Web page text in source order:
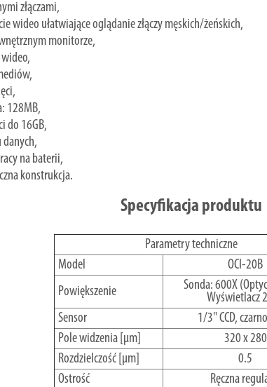
złączami,
wideo ułatwiające oglądanie złączy męskich/żeńskich,
monitorze,
128MB,
do 16GB,
danych,
na baterii,
konstrukcja.
Specyfikacja produktu
Parametry techniczne
Model
OCI-20B
Powiększenie
Sonda: 600X
Wyświetlacz
Sensor
1/3" CCD,
Pole widzenia [µm]
320 x 280
Rozdzielczość [µm]
0.5
Ostrość
Ręczna